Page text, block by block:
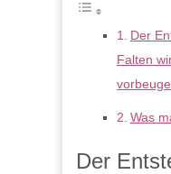
Der
Falten
Was
Der